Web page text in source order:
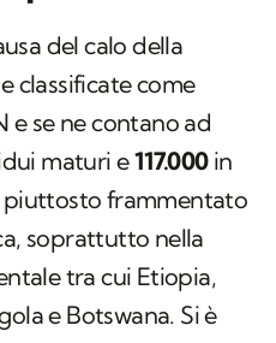
del calo della
classificate come
e se ne contano ad
maturi e117.000in
piuttosto frammentato
soprattutto nella
tra cui Etiopia,
e Botswana. Si è